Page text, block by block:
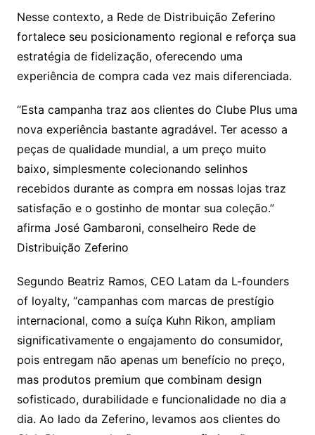
Nesse contexto, a Rede de Distribuição Zeferino
fortalece seu posicionamento regional e reforça sua
estratégia de fidelização, oferecendo uma
experiência de compra cada vez mais diferenciada.
“Esta campanha traz aos clientes do Clube Plus uma
nova experiência bastante agradável. Ter acesso a
peças de qualidade mundial, a um preço muito
baixo, simplesmente colecionando selinhos
recebidos durante as compra em nossas lojas traz
satisfação e o gostinho de montar sua coleção.”
afirma José Gambaroni, conselheiro Rede de
Distribuição Zeferino
Segundo Beatriz Ramos, CEO Latam da L-founders
of loyalty, “campanhas com marcas de prestígio
internacional, como a suíça Kuhn Rikon, ampliam
significativamente o engajamento do consumidor,
pois entregam não apenas um benefício no preço,
mas produtos premium que combinam design
sofisticado, durabilidade e funcionalidade no dia a
dia. Ao lado da Zeferino, levamos aos clientes do